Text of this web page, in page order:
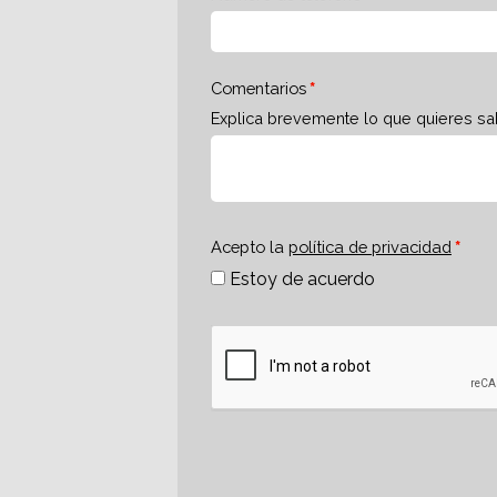
Comentarios
Explica brevemente lo que quieres
Acepto la política de privacidad
Estoy de acuerdo